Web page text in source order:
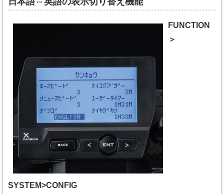
FUNCTION
＞
SYSTEM>CONFIG